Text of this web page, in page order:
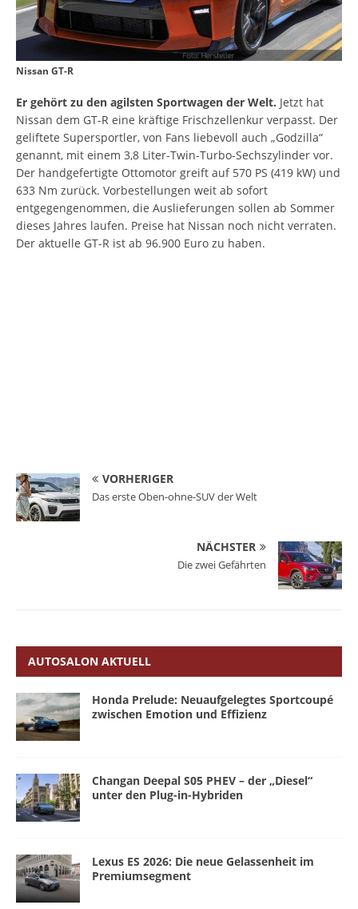
Nissan GT-R
Er gehört zu den agilsten Sportwagen der Welt. Jetzt hat
Nissan dem GT-R eine kräftige Frischzellenkur verpasst. Der
geliftete Supersportler, von Fans liebevoll auch „Godzilla“
genannt, mit einem 3,8 Liter-Twin-Turbo-Sechszylinder vor.
Der handgefertigte Ottomotor greift auf 570 PS (419 kW) und
633 Nm zurück. Vorbestellungen weit ab sofort
entgegengenommen, die Auslieferungen sollen ab Sommer
dieses Jahres laufen. Preise hat Nissan noch nicht verraten.
Der aktuelle GT-R ist ab 96.900 Euro zu haben.
VORHERIGER
Das erste Oben-ohne-SUV der Welt
NÄCHSTER
Die zwei Gefährten
AUTOSALON AKTUELL
Honda Prelude: Neuaufgelegtes Sportcoupé
zwischen Emotion und Effizienz
Changan Deepal S05 PHEV – der „Diesel“
unter den Plug-in-Hybriden
Lexus ES 2026: Die neue Gelassenheit im
Premiumsegment